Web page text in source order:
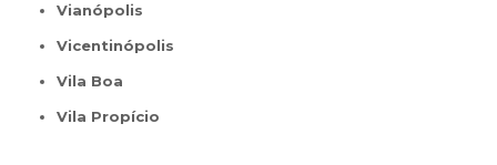
Vianópolis
Vicentinópolis
Vila Boa
Vila Propício